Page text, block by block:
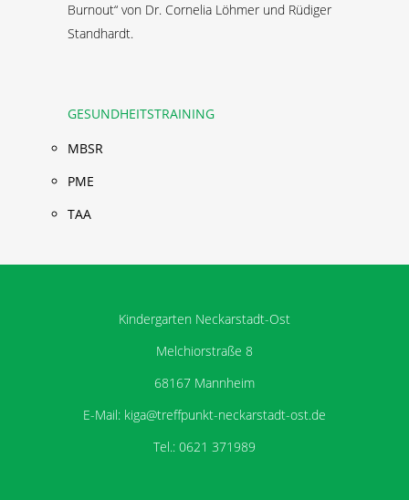
Burnout“ von Dr. Cornelia Löhmer und Rüdiger
Standhardt.
GESUNDHEITSTRAINING
MBSR
PME
TAA
Kindergarten Neckarstadt-Ost
Melchiorstraße 8
68167 Mannheim
E-Mail: kiga@treffpunkt-neckarstadt-ost.de
Tel.: 0621 371989